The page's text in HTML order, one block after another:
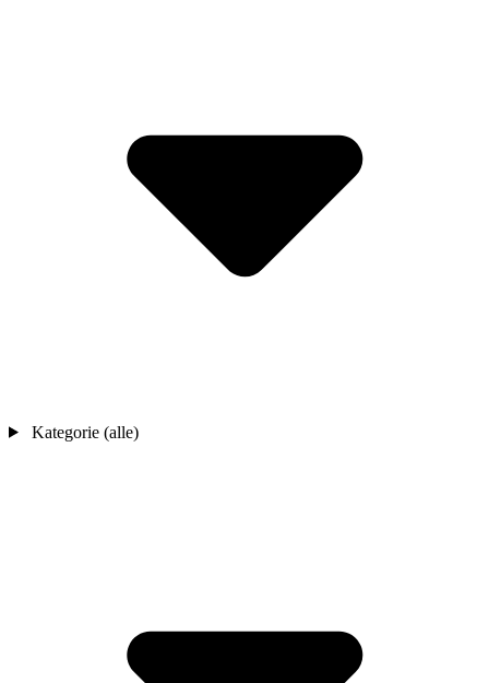
Kategorie (alle)